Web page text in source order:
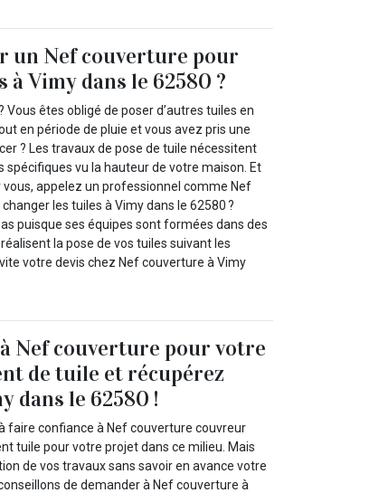
un Nef couverture pour
à Vimy dans le 62580 ?
Vous êtes obligé de poser d’autres tuiles en
en période de pluie et vous avez pris une
? Les travaux de pose de tuile nécessitent
vu la hauteur de votre maison. Et
appelez un professionnel comme Nef
les tuiles à Vimy dans le 62580 ?
puisque ses équipes sont formées dans des
la pose de vos tuiles suivant les
votre devis chez Nef couverture à Vimy
Nef couverture pour votre
de tuile et récupérez
dans le 62580 !
faire confiance à Nef couverture couvreur
tuile pour votre projet dans ce milieu. Mais
de vos travaux sans savoir en avance votre
de demander à Nef couverture à